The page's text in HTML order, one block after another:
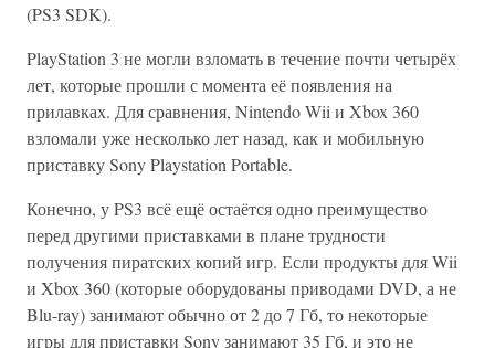
(PS3 SDK).
PlayStation 3 не могли взломать в течение почти четырёх
лет, которые прошли с момента её появления на
прилавках. Для сравнения, Nintendo Wii и Xbox 360
взломали уже несколько лет назад, как и мобильную
приставку Sony Playstation Portable.
Конечно, у PS3 всё ещё остаётся одно преимущество
перед другими приставками в плане трудности
получения пиратских копий игр. Если продукты для Wii
и Xbox 360 (которые оборудованы приводами DVD, а не
Blu-ray) занимают обычно от 2 до 7 Гб, то некоторые
игры для приставки Sony занимают 35 Гб, и это не